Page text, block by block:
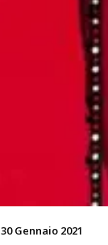
30 Gennaio 2021